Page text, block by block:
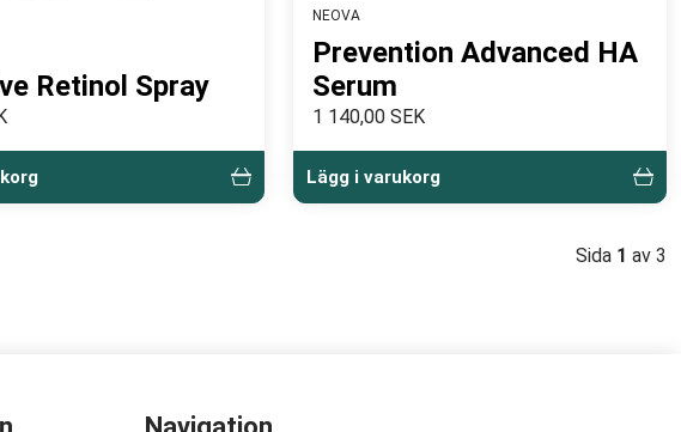
Retinol Spray
NEOVA
Prevention Advanced HA
Serum
1 140,00 SEK
Lägg i varukorg
Sida 1 av 3